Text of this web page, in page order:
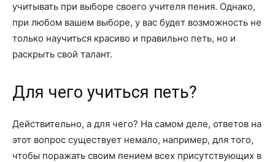
учитывать при выборе своего учителя пения. Однако,
при любом вашем выборе, у вас будет возможность не
только научиться красиво и правильно петь, но и
раскрыть свой талант.
Для чего учиться петь?
Действительно, а для чего? На самом деле, ответов на
этот вопрос существует немало, например, для того,
чтобы поражать своим пением всех присутствующих в